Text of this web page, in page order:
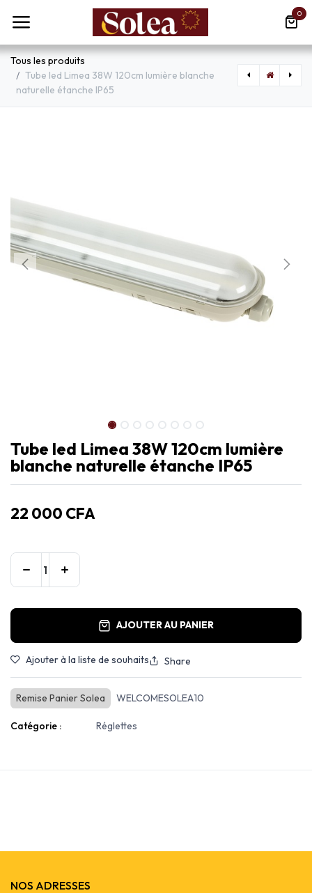
Se rendre au contenu
0
Tous les produits
Tube led Limea 38W 120cm lumière blanche
naturelle étanche IP65
Tube led Limea 38W 120cm lumière
blanche naturelle étanche IP65
22 000 CFA
AJOUTER AU PANIER
Ajouter à la liste de souhaits Share
Remise Panier Solea WELCOMESOLEA10
Catégorie : Réglettes
NOS ADRESSES